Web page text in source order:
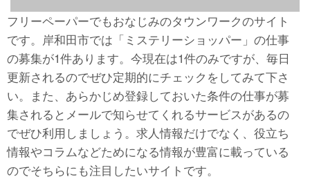
フリーペーパーでもおなじみのタウンワークのサイト
です。岸和田市では「ミステリーショッパー」の仕事
の募集が1件あります。今現在は1件のみですが、毎日
更新されるのでぜひ定期的にチェックをしてみて下さ
い。また、あらかじめ登録しておいた条件の仕事が募
集されるとメールで知らせてくれるサービスがあるの
でぜひ利用しましょう。求人情報だけでなく、役立ち
情報やコラムなどためになる情報が豊富に載っている
のでそちらにも注目したいサイトです。